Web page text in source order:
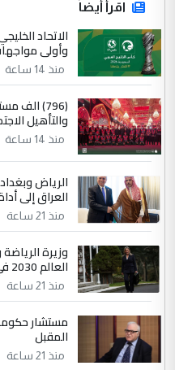
اقرأ أيضاً
وأولى
منذ 14 ساعة
(796)
والتأهيل
منذ 14 ساعة
الرياض
العراق إلى
منذ 21 ساعة
وزيرة
العالم 2030 في إسبانيا
منذ 21 ساعة
مستشار
المقبل
منذ 21 ساعة